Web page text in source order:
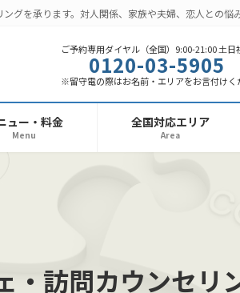
を承ります。対人関係、家族や夫婦、恋人との悩
ご予約専用ダイヤル（全国）9:00-21:00 土日
0120-03-5905
※留守電の際はお名前・エリアをお言付けく
ュー・料金
Menu
全国対応エリア
Area
訪問カウンセリ